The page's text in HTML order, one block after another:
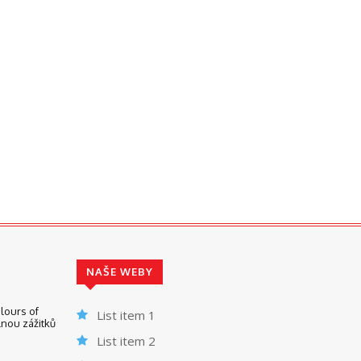
of
zážitků
NAŠE WEBY
List item 1
List item 2